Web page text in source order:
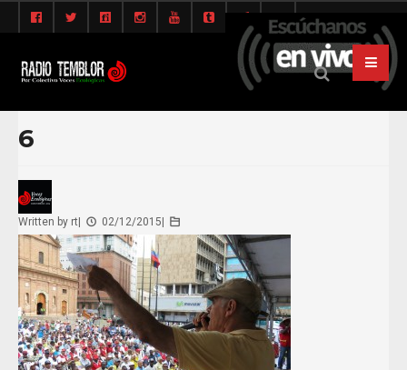
6
Written by rt 02/12/2015